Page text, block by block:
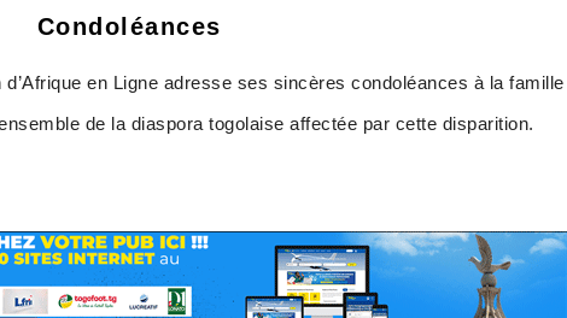
Condoléances
en Ligne adresse ses sincères condoléances à la
de la diaspora togolaise affectée par cette disparition.